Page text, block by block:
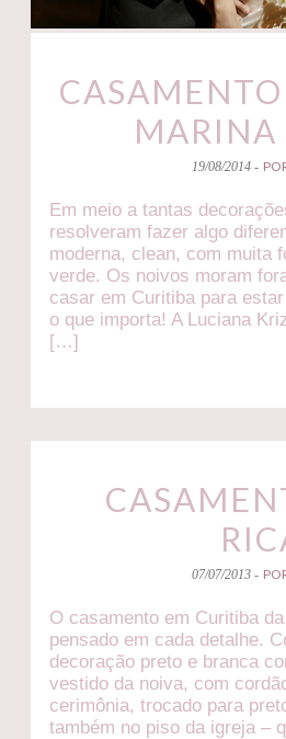
MARINA
19/08/2014 -
Em meio a tantas
resolveram fazer algo
moderna, clean, com muita
verde. Os noivos moram
casar em Curitiba para
o que importa! A Luciana
[…]
07/07/2013 -
O casamento em Curitiba
pensado em cada detalhe.
decoração preto e branca
vestido da noiva, com
cerimônia, trocado para
também no piso da igreja –